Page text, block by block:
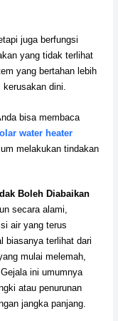
juga berfungsi
yang tidak terlihat
yang bertahan lebih
kerusakan dini.
bisa membaca
water heater
melakukan tindakan
Boleh Diabaikan
secara alami,
air yang terus
biasanya terlihat dari
mulai melemah,
ini umumnya
atau penurunan
jangka panjang.